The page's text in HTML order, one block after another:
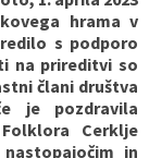
hrama v
s podporo
na prireditvi so
člani društva
je pozdravila
Cerklje
in